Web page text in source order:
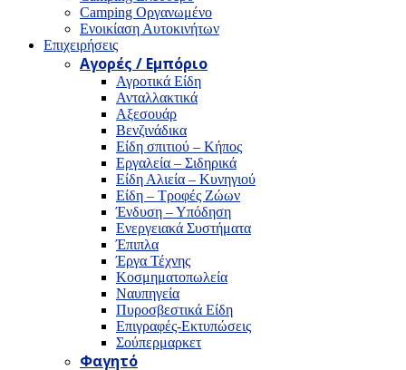
Camping Οργανωμένο
Ενοικίαση Αυτοκινήτων
Επιχειρήσεις
Αγορές / Εμπόριο
Αγροτικά Είδη
Ανταλλακτικά
Αξεσουάρ
Βενζινάδικα
Είδη σπιτιού – Κήπος
Εργαλεία – Σιδηρικά
Είδη Αλιεία – Κυνηγιού
Είδη – Τροφές Ζώων
Ένδυση – Υπόδηση
Ενεργειακά Συστήματα
Έπιπλα
Έργα Τέχνης
Κοσμηματοπωλεία
Ναυπηγεία
Πυροσβεστικά Είδη
Επιγραφές-Εκτυπώσεις
Σούπερμαρκετ
Φαγητό